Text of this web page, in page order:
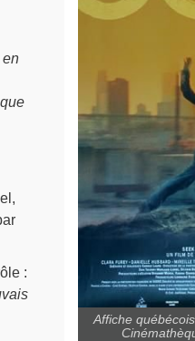
en
:
Affiche